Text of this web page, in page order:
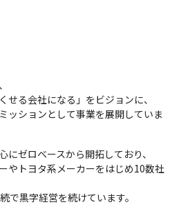
せる会社になる」をビジョンに、
ッションとして事業を展開していま
ゼロベースから開拓しており、
やトヨタ系メーカーをはじめ10数社
で黒字経営を続けています。